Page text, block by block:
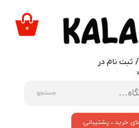
جستجو
/ ثبت نام در
۰
خرید ، پشتیبانی